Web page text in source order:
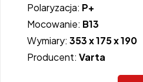
Polaryzacja: P+
Mocowanie: B13
Wymiary: 353 x 175 x 190
Producent: Varta